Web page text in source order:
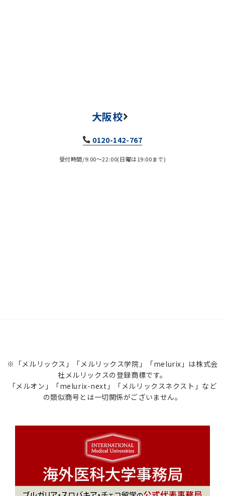
大阪校
0120-142-767
受付時間/9:00～22:00(日曜は19:00まで)
※「メルリックス」「メルリックス学院」「melurix」は株式会
社メルリックスの登録商標です。
「メルオン」「melurix-next」「メルリックスネクスト」など
の類似商号とは一切関係がございません。